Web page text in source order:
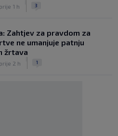
prije 1 h 3
Zahtjev za pravdom za
ne umanjuje patnju
žrtava
prije 2 h 1